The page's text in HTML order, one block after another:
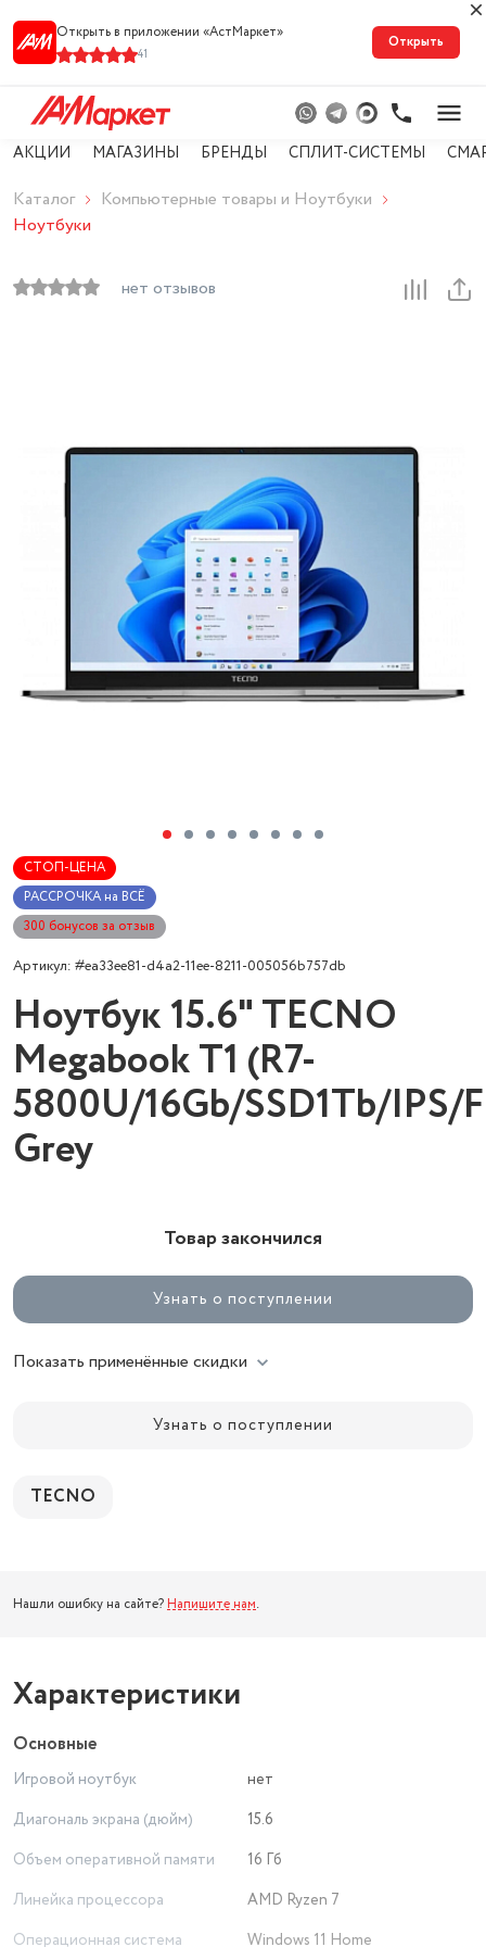
Открыть в приложении «АстМарке‪т‬»
41
Открыть
АКЦИИ МАГАЗИНЫ БРЕНДЫ СПЛИТ-СИСТЕМЫ
Каталог
Компьютерные товары и Ноутбуки
Ноутбуки
нет отзывов
СТОП-ЦЕНА
РАССРОЧКА на ВСЁ
300 бонусов за отзыв
Артикул: #ea33ee81-d4a2-11ee-8211-005056b757db
Ноутбук 15.6" TECNO
Megabook T1 (R7-
5800U/16Gb/SSD1Tb/IPS/
Grey
Товар закончился
Узнать о поступлении
Показать применённые скидки
Узнать о поступлении
TECNO
Нашли ошибку на сайте? Напишите нам.
Характеристики
Основные
Игровой ноутбук
нет
Диагональ экрана (дюйм)
15.6
Объем оперативной памяти
16 Гб
Линейка процессора
AMD Ryzen 7
Операционная система
Windows 11 Home